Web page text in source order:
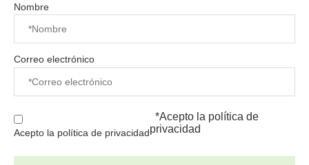
Nombre
Correo electrónico
Acepto la política de privacidad
*Acepto la política de
privacidad